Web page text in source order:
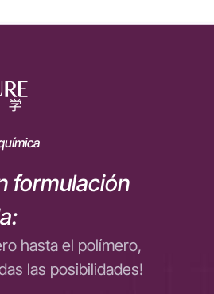
formulación
hasta el polímero,
las posibilidades!